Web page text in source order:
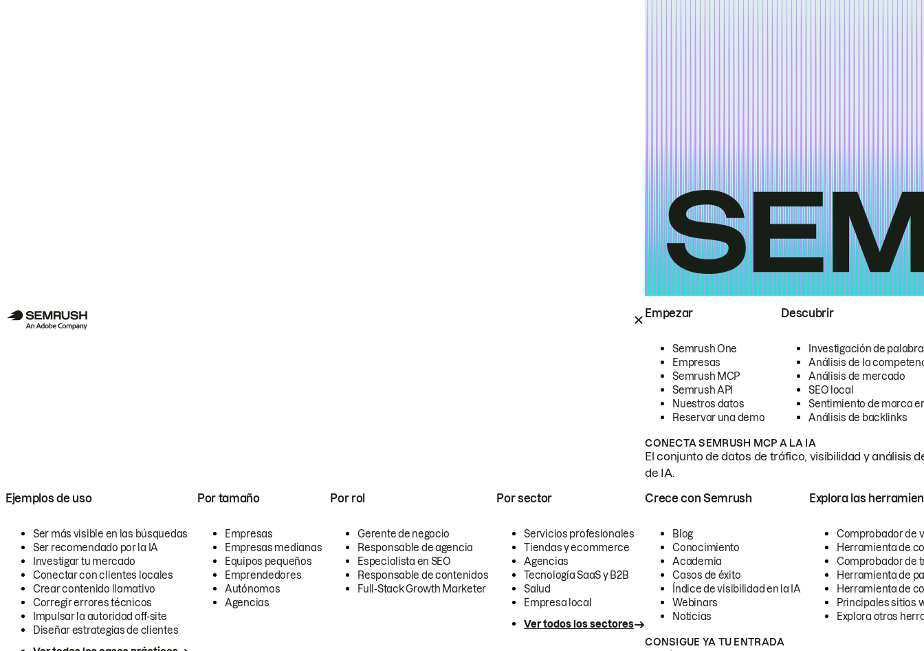
Empezar
Semrush One
Empresas
Semrush MCP
Semrush API
Nuestros datos
Reservar una demo
Descubrir
Investigación de
Análisis de la
Análisis de mercado
SEO local
Sentimiento de marca
Análisis de backlinks
CONECTA SEMRUSH MCP A LA IA
El conjunto de datos de tráfico, visibilidad y análisis
de IA.
Ejemplos de uso
Ser más visible en las búsquedas
Ser recomendado por la IA
Investigar tu mercado
Conectar con clientes locales
Crear contenido llamativo
Corregir errores técnicos
Impulsar la autoridad off-site
Diseñar estrategias de clientes
Por tamaño
Empresas
Empresas medianas
Equipos pequeños
Emprendedores
Autónomos
Agencias
Por rol
Gerente de negocio
Responsable de agencia
Especialista en SEO
Responsable de contenidos
Full-Stack Growth Marketer
Por sector
Servicios profesionales
Tiendas y ecommerce
Agencias
Tecnología SaaS y B2B
Salud
Empresa local
Ver todos los sectores
Crece con Semrush
Blog
Conocimiento
Academia
Casos de éxito
Índice de visibilidad en la IA
Webinars
Noticias
Explora las
Comprobador de
Herramienta de
Comprobador de
Herramienta de
Herramienta de
Principales sitios
Explora otras
CONSIGUE YA TU ENTRADA